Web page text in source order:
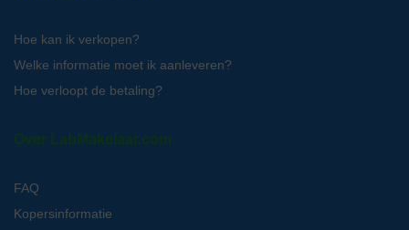
Hoe kan ik verkopen?
Welke informatie moet ik aanleveren?
Hoe verloopt de betaling?
Over LabMakelaar.com
FAQ
Kopersinformatie